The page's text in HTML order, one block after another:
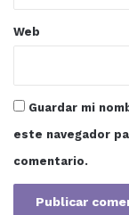
Web
Guardar mi
este navegador
comentario.